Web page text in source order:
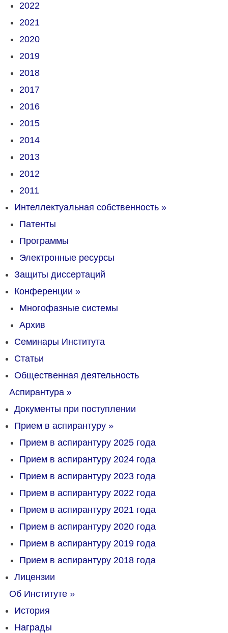
2022
2021
2020
2019
2018
2017
2016
2015
2014
2013
2012
2011
Интеллектуальная собственность »
Патенты
Программы
Электронные ресурсы
Защиты диссертаций
Конференции »
Многофазные системы
Архив
Семинары Института
Статьи
Общественная деятельность
Аспирантура »
Документы при поступлении
Прием в аспирантуру »
Прием в аспирантуру 2025 года
Прием в аспирантуру 2024 года
Прием в аспирантуру 2023 года
Прием в аспирантуру 2022 года
Прием в аспирантуру 2021 года
Прием в аспирантуру 2020 года
Прием в аспирантуру 2019 года
Прием в аспирантуру 2018 года
Лицензии
Об Институте »
История
Награды